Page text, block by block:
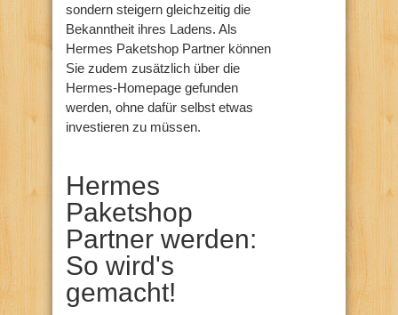
sondern steigern gleichzeitig die
Bekanntheit ihres Ladens. Als
Hermes Paketshop Partner können
Sie zudem zusätzlich über die
Hermes-Homepage gefunden
werden, ohne dafür selbst etwas
investieren zu müssen.
Hermes
Paketshop
Partner werden:
So wird's
gemacht!